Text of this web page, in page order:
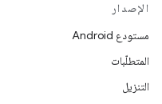
الإصدار
مستودع Android
المتطلّبات
التنزيل